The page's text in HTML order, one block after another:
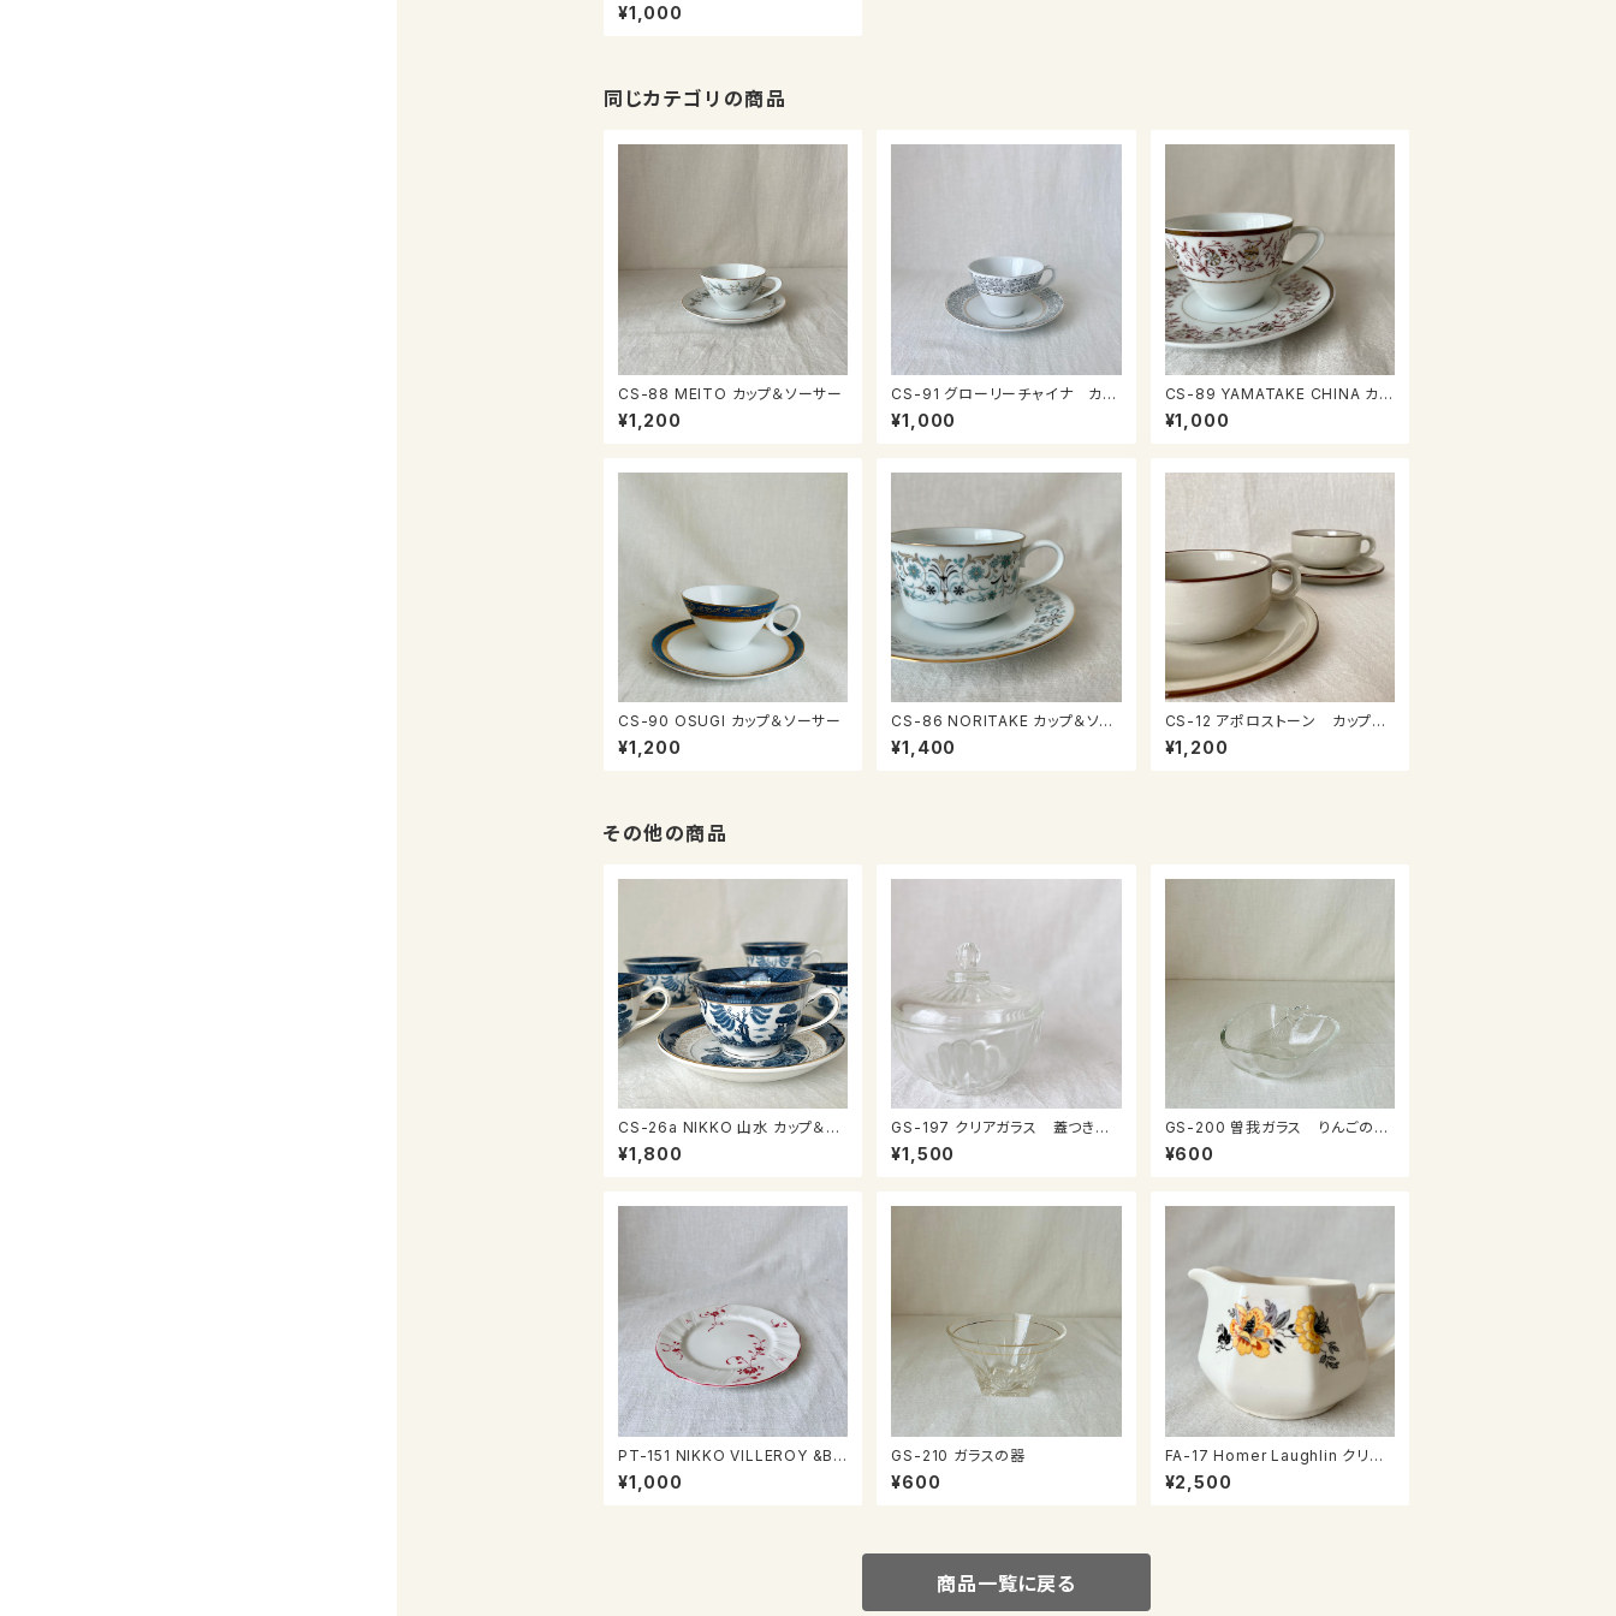
ップ＆ソーサー
¥1,000
同じカテゴリの商品
CS-88 MEITO カップ＆ソーサー
¥1,200
CS-91 グローリーチャイナ カッ
プ＆ソーサー
¥1,000
CS-89 YAMATAKE CHINA カッ
プ＆ソーサー
¥1,000
CS-90 OSUGI カップ＆ソーサー
¥1,200
CS-86 NORITAKE カップ＆ソー
サー
¥1,400
CS-12 アポロストーン カップ＆
ソーサー
¥1,200
その他の商品
CS-26a NIKKO 山水 カップ＆ソ
ーサー
¥1,800
GS-197 クリアガラス 蓋つき小
物入れ
¥1,500
GS-200 曽我ガラス りんごの小
鉢
¥600
PT-151 NIKKO VILLEROY &BO
CH Wネームプレート
¥1,000
GS-210 ガラスの器
¥600
FA-17 Homer Laughlin クリー
マー
¥2,500
商品一覧に戻る